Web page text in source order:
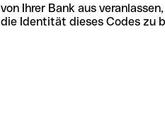
Ihrer Bank aus
Identität dieses Codes